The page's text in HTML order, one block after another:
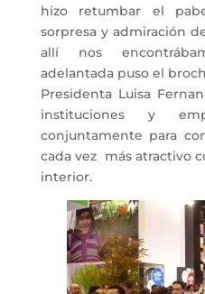
hizo retumbar el
sorpresa y admiración
allí nos
adelantada puso el
Presidenta Luisa
instituciones y
conjuntamente para
cada vez más atractivo
interior.